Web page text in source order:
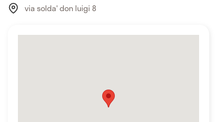
via solda' don luigi 8